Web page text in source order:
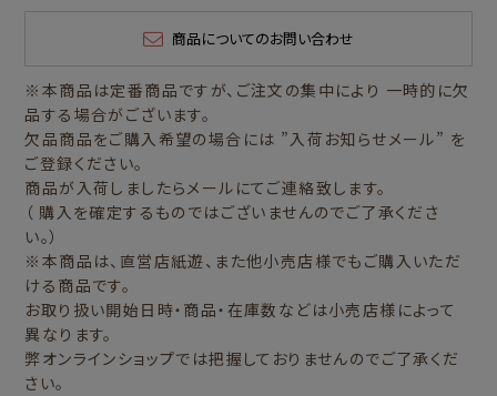
商品についてのお問い合わせ
※本商品は定番商品ですが、ご注文の集中により 一時的に欠
品する場合がございます。
欠品商品をご購入希望の場合には ”入荷お知らせメール” を
ご登録ください。
商品が入荷しましたらメールにてご連絡致します。
（ 購入を確定するものではございませんのでご了承くださ
い。）
※本商品は、直営店紙遊、また他小売店様でもご購入いただ
ける商品です。
お取り扱い開始日時・商品・在庫数などは小売店様によって
異なります。
弊オンラインショップでは把握しておりませんのでご了承くだ
さい。